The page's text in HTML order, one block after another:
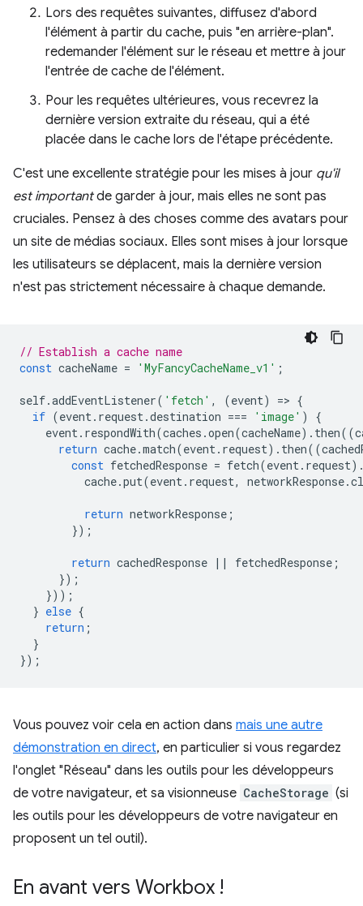
Lors des requêtes suivantes, diffusez d'abord
l'élément à partir du cache, puis "en arrière-plan".
redemander l'élément sur le réseau et mettre à jour
l'entrée de cache de l'élément.
Pour les requêtes ultérieures, vous recevrez la
dernière version extraite du réseau, qui a été
placée dans le cache lors de l'étape précédente.
C'est une excellente stratégie pour les mises à jour qu'il
est importantde garder à jour, mais elles ne sont pas
cruciales. Pensez à des choses comme des avatars pour
un site de médias sociaux. Elles sont mises à jour lorsque
les utilisateurs se déplacent, mais la dernière version
n'est pas strictement nécessaire à chaque demande.
// Establish a cache name
const cacheName = 'MyFancyCacheName_v1' ;
self.addEventListener( 'fetch' , (event) => {
if (event. request.destination === 'image' )
{
event. respondWith(caches .open(cacheName). then((
return cache.match(event. request). then((
const fetchedResponse = fetch(event. request
cache.put(event. request, networkResponse.
return networkResponse ;
});
return cachedResponse || fetchedResponse ;
});
}));
} else {
return ;
}
});
Vous pouvez voir cela en action dans mais une autre
démonstration en direct, en particulier si vous regardez
l'onglet "Réseau" dans les outils pour les développeurs
de votre navigateur, et sa visionneuse CacheStorage (si
les outils pour les développeurs de votre navigateur en
proposent un tel outil).
En avant vers Workbox !